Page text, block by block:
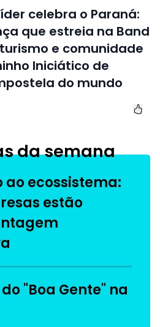
celebra o Paraná:
que estreia na Band
e comunidade
Iniciático de
do mundo
da semana
ao ecossistema:
estão
"Boa Gente" na